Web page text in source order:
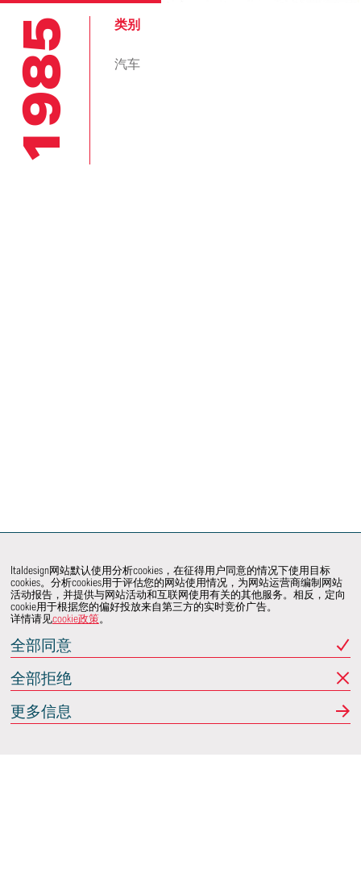
1985 类别
汽车
Italdesign网站默认使用分析cookies，在征得用户同意的情况下使用目标
cookies。分析cookies用于评估您的网站使用情况，为网站运营商编制网站
活动报告，并提供与网站活动和互联网使用有关的其他服务。相反，定向
cookie用于根据您的偏好投放来自第三方的实时竞价广告。
详情请见cookie政策。
全部同意
全部拒绝
更多信息